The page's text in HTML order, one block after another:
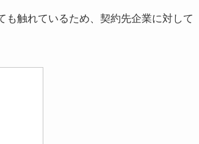
触れているため、契約先企業に対して